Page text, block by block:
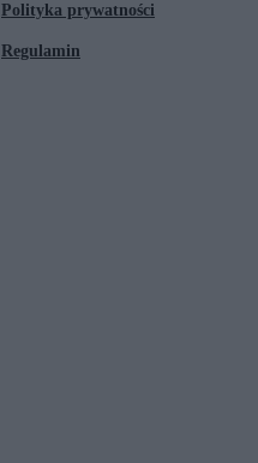
Polityka prywatności
Regulamin